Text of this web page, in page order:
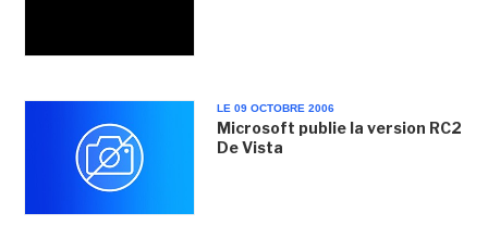
LE 09 OCTOBRE 2006
Microsoft publie la version RC2
De Vista